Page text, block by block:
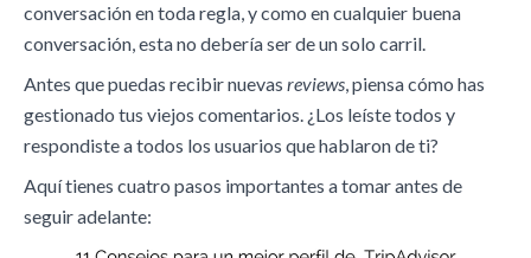
conversación en toda regla, y como en cualquier buena
conversación, esta no debería ser de un solo carril.
Antes que puedas recibir nuevas reviews, piensa cómo has
gestionado tus viejos comentarios. ¿Los leíste todos y
respondiste a todos los usuarios que hablaron de ti?
Aquí tienes cuatro pasos importantes a tomar antes de
seguir adelante: